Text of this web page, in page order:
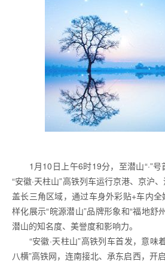
1月10日上午6时19分，至潜山“·”号
“安徽·天柱山”高铁列车运行京港、京沪
盖长三角区域，通过车身外彩贴+车内
样化展示“皖源潜山”品牌形象和“福地舒
潜山的知名度、美誉度和影响力。
“安徽·天柱山”高铁列车首发，意味
八横”高铁网，连南接北、承东启西，开